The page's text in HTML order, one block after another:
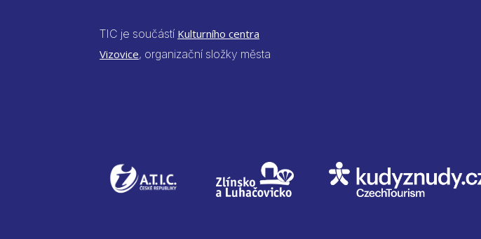
TIC je součástí Kulturního centra
Vizovice, organizační složky města